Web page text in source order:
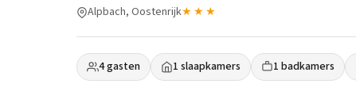
Alpbach, Oostenrijk★★★
4 gasten 1 slaapkamers 1 badkamers